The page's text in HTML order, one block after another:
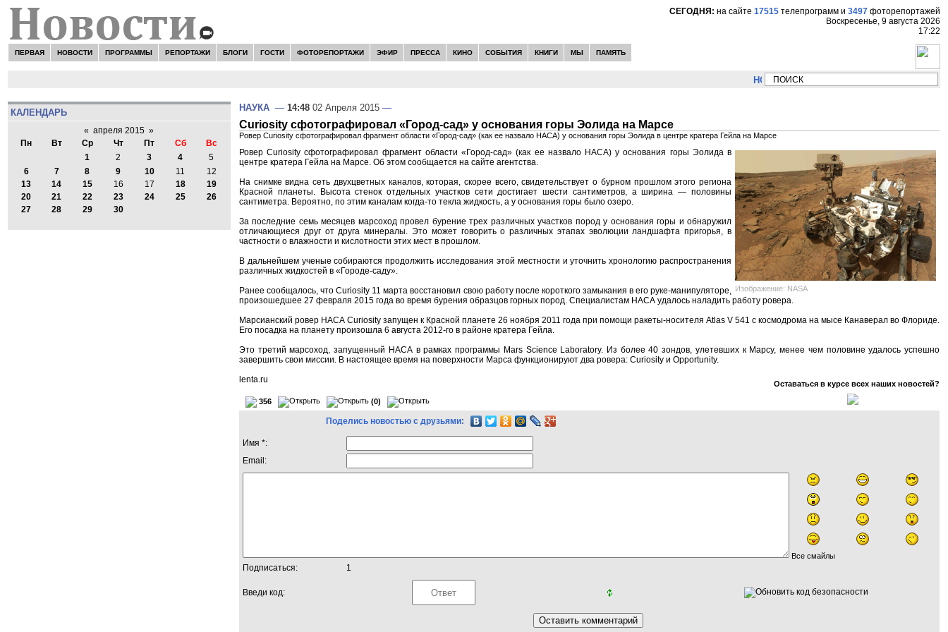
СЕГОДНЯ: на сайте 17515 телепрограмм и 3497 фоторепортажей
Воскресенье, 9 августа 2026
17:22
ПЕРВАЯ НОВОСТИ ПРОГРАММЫ РЕПОРТАЖИ БЛОГИ ГОСТИ ФОТОРЕПОРТАЖИ ЭФИР ПРЕССА КИНО СОБЫТИЯ КНИГИ МЫ ПАМЯТЬ
НОВОСТИ: Сергей Цыпляев "Мир как никогда
КАЛЕНДАРЬ
« апреля 2015 »
Пн
Вт Ср Чт Пт Сб
Вс
1
2 3 4
5
6
7 8 9 10 11
12
13
14 15 16 17 18
19
20
21 22 23 24 25
26
27
28 29 30
НАУКА — 14:48 02 Апреля 2015 —
Curiosity сфотографировал «Город-сад» у основания горы Эолида на Марсе
Ровер Curiosity сфотографировал фрагмент области «Город-сад» (как ее назвало НАСА) у основания горы Эолида в центре кратера Гейла на Марсе
Изображение: NASA
Ровер Curiosity сфотографировал фрагмент области «Город-сад» (как ее назвало НАСА) у основания горы Эолида в
центре кратера Гейла на Марсе. Об этом сообщается на сайте агентства.
На снимке видна сеть двухцветных каналов, которая, скорее всего, свидетельствует о бурном прошлом этого региона
Красной планеты. Высота стенок отдельных участков сети достигает шести сантиметров, а ширина — половины
сантиметра. Вероятно, по этим каналам когда-то текла жидкость, а у основания горы было озеро.
За последние семь месяцев марсоход провел бурение трех различных участков пород у основания горы и обнаружил
отличающиеся друг от друга минералы. Это может говорить о различных этапах эволюции ландшафта пригорья, в
частности о влажности и кислотности этих мест в прошлом.
В дальнейшем ученые собираются продолжить исследования этой местности и уточнить хронологию распространения
различных жидкостей в «Городе-саду».
Ранее сообщалось, что Curiosity 11 марта восстановил свою работу после короткого замыкания в его руке-манипуляторе,
произошедшее 27 февраля 2015 года во время бурения образцов горных пород. Специалистам НАСА удалось наладить работу ровера.
Марсианский ровер НАСА Curiosity запущен к Красной планете 26 ноября 2011 года при помощи ракеты-носителя Atlas V 541 с космодрома на мысе Канаверал во Флориде.
Его посадка на планету произошла 6 августа 2012-го в районе кратера Гейла.
Это третий марсоход, запущенный НАСА в рамках программы Mars Science Laboratory. Из более 40 зондов, улетевших к Марсу, менее чем половине удалось успешно
завершить свои миссии. В настоящее время на поверхности Марса функционируют два ровера: Curiosity и Opportunity.
lenta.ru
Оставаться в курсе всех наших новостей?
356 (0)
Поделись новостью с друзьями:
Имя *:
Email:
Все смайлы
Подписаться: 1
Введи код: